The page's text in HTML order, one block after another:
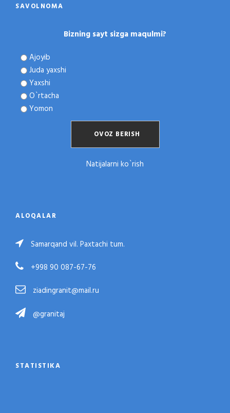
SAVOLNOMA
Bizning sayt sizga maqulmi?
Ajoyib
Juda yaxshi
Yaxshi
O`rtacha
Yomon
Natijalarni ko`rish
ALOQALAR
Samarqand vil. Paxtachi tum.
+998 90 087-67-76
ziadingranit@mail.ru
@granitaj
STATISTIKA